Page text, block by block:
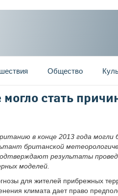
Общество
могло стать
в конце 2013 года
британской
результаты
моделей.
для жителей прибрежных
климата дает право